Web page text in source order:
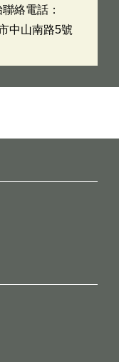
絡電話：
中山南路5號